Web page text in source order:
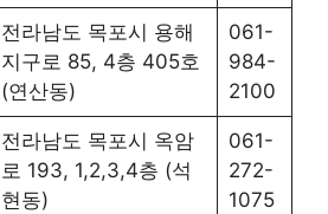
전라남도 목포시 용해
지구로 85, 4층 405호
(연산동)
061-
984-
2100
전라남도 목포시 옥암
로 193, 1,2,3,4층 (석
현동)
061-
272-
1075